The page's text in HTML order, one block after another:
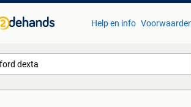
Help en info